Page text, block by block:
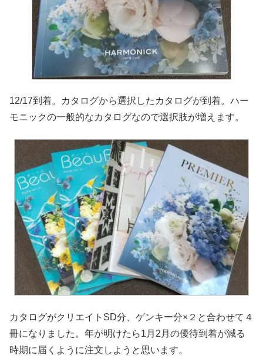
12/17到着。カタログから選択したカタログが到着。ハー
モニックの一般的なカタログなので選択肢が増えます。
カタログがクリエイトSD分、ゲンキー分×２と合わせて４
冊になりました。年が明けたら1月2月の優待到着が減る
時期に届くように注文しようと思います。